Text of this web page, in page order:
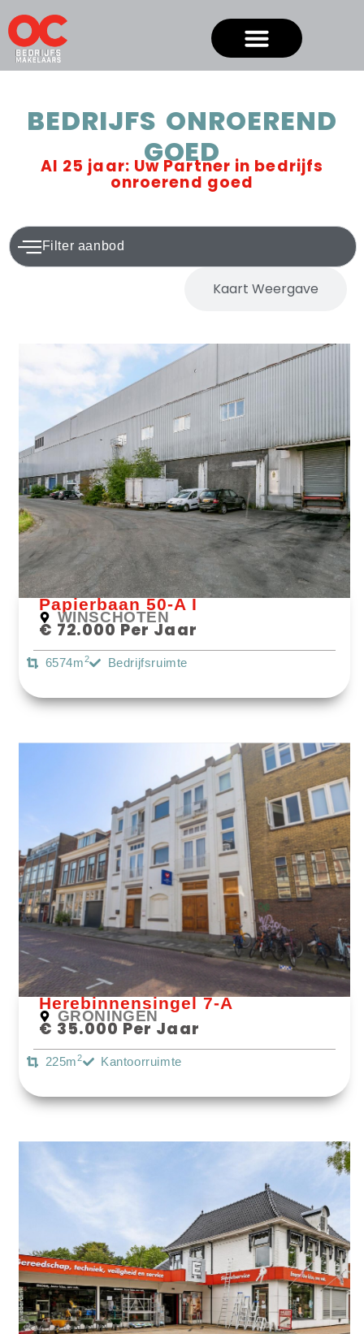
BEDRIJFS ONROEREND
GOED
Al 25 jaar: Uw Partner in bedrijfs
onroerend goed
Filter aanbod
Kaart Weergave
Bekijk Object
Papierbaan 50-A I
WINSCHOTEN
€ 72.000 Per Jaar
6574m2 Bedrijfsruimte
Bekijk Object
Herebinnensingel 7-A
GRONINGEN
€ 35.000 Per Jaar
225m2 Kantoorruimte
Bekijk Object